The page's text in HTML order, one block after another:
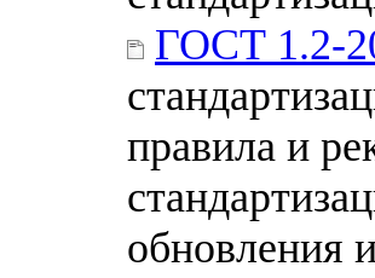
ГОСТ 1.2-
правила и
обновления